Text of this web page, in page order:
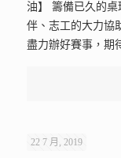
油】 籌備已久的
伴、志工的大力協
盡力辦好賽事，期
22 7 月, 2019